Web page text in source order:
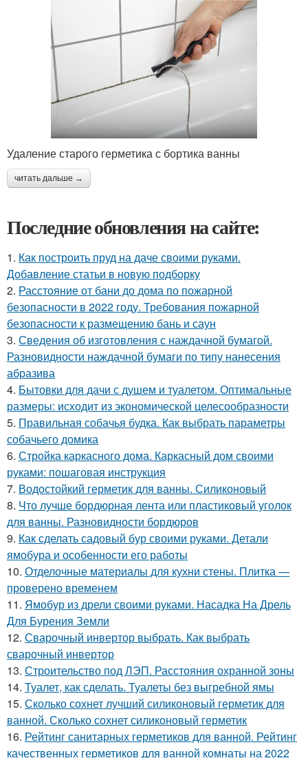
Удаление старого герметика с бортика ванны
читать дальше →
Последние обновления на сайте:
1. Как построить пруд на даче своими руками.
Добавление статьи в новую подборку
2. Расстояние от бани до дома по пожарной
безопасности в 2022 году. Требования пожарной
безопасности к размещению бань и саун
3. Сведения об изготовления с наждачной бумагой.
Разновидности наждачной бумаги по типу нанесения
абразива
4. Бытовки для дачи с душем и туалетом. Оптимальные
размеры: исходит из экономической целесообразности
5. Правильная собачья будка. Как выбрать параметры
собачьего домика
6. Стройка каркасного дома. Каркасный дом своими
руками: пошаговая инструкция
7. Водостойкий герметик для ванны. Силиконовый
8. Что лучше бордюрная лента или пластиковый уголок
для ванны. Разновидности бордюров
9. Как сделать садовый бур своими руками. Детали
ямобура и особенности его работы
10. Отделочные материалы для кухни стены. Плитка —
проверено временем
11. Ямобур из дрели своими руками. Насадка На Дрель
Для Бурения Земли
12. Сварочный инвертор выбрать. Как выбрать
сварочный инвертор
13. Строительство под ЛЭП. Расстояния охранной зоны
14. Туалет, как сделать. Туалеты без выгребной ямы
15. Сколько сохнет лучший силиконовый герметик для
ванной. Сколько сохнет силиконовый герметик
16. Рейтинг санитарных герметиков для ванной. Рейтинг
качественных герметиков для ванной комнаты на 2022